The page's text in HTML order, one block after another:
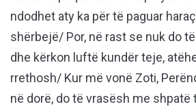
ndodhet aty ka për të paguar
shërbejë/ Por, në rast se nuk do
dhe kërkon luftë kundër teje,
rrethosh/ Kur më vonë Zoti,
në dorë, do të vrasësh me